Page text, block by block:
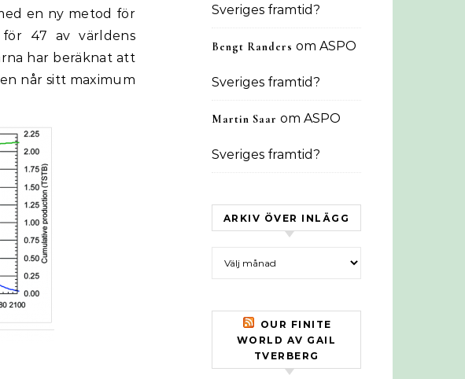
en ny metod för
för 47 av världens
har beräknat att
når sitt maximum
Sveriges framtid?
Bengt Randers om ASPO
Sveriges framtid?
Martin Saar om ASPO
Sveriges framtid?
ARKIV ÖVER INLÄGG
OUR FINITE
WORLD AV GAIL
TVERBERG